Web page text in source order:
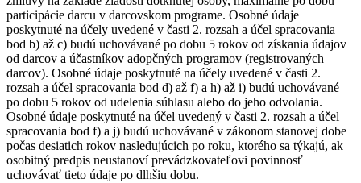
participácie darcu v darcovskom programe. Osobné údaje
poskytnuté na účely uvedené v časti 2. rozsah a účel spracovania
bod b) až c) budú uchovávané po dobu 5 rokov od získania údajov
od darcov a účastníkov adopčných programov (registrovaných
darcov). Osobné údaje poskytnuté na účely uvedené v časti 2.
rozsah a účel spracovania bod d) až f) a h) až i) budú uchovávané
po dobu 5 rokov od udelenia súhlasu alebo do jeho odvolania.
Osobné údaje poskytnuté na účel uvedený v časti 2. rozsah a účel
spracovania bod f) a j) budú uchovávané v zákonom stanovej dobe
počas desiatich rokov nasledujúcich po roku, ktorého sa týkajú, ak
osobitný predpis neustanoví prevádzkovateľovi povinnosť
uchovávať tieto údaje po dlhšiu dobu.